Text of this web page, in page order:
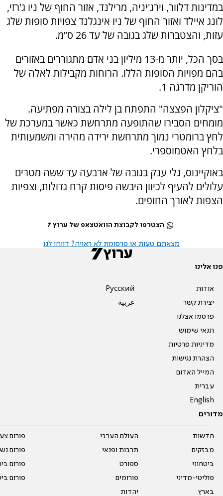
במדינות דלוור, וירג'יניה, מרילנד, אזור החוף של ניו ג'רזי,
לונג איילד ואזור החוף של ניו אינגלנד צפויות סופות שלג
עזות, והצטברות שלג בגובה של עד 26 ס”מ.
בסך הכל, יותר מ-13 מיליון בני אדם מתגוררים באזורים
בהם מפויות הסופות הללו. הרוחות מקבילות לאלה של
הוריקן מדרגה 1.
"ציקלון הפצצה" התפתח בן לילה בצורה מפתיעה.
מומחים הסבירו שהתופעה מתרחשת כאשר במערכת של
לחץ ברומטרי נמוך מתרחשת ירידה מהירה ומשמעותית
בלחץ האטמוספרי.
באוקיינוס, גלי ענק בגובה של ארבעה עד ששה מטרים
עלולים להעיף לכיוון היבשה פיסות קרח גדולות, וצפיות
הצפות לאורך החופים.
הצטרפו לקבוצת הוואטצאפ של ערוץ 7
מצאתם טעות או פרסומת לא ראויה? דווחו לנו
פנו אלינו
אודות
יצירת קשר
פרסמו אצלנו
תנאי שימוש
מדיניות פרטיות
הצהרת נגישות
המייל האדום
עברית
English
Pусский
عربية
מדורים
חדשות
מבזקים
ביטחוני
פוליטי-מדיני
בארץ
העולם הערבי
תרבות ופנאי
ספורט
פורומים
יהדות
פורום
פורום
פורום
פורום